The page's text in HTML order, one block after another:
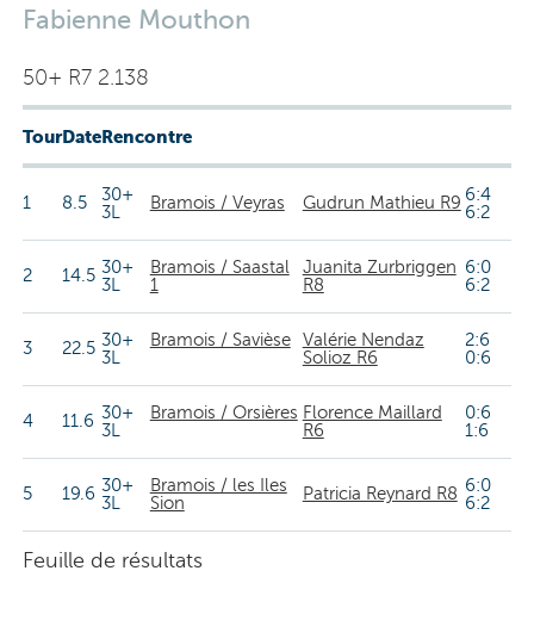
Fabienne Mouthon
50+ R7 2.138
TourDateRencontre
1 8.5
30+
3L
Bramois / Veyras Gudrun Mathieu R9 6:4
6:2
2 14.5 30+
3L
Bramois / Saastal
1
Juanita Zurbriggen
R8
6:0
6:2
3 22.5 30+
3L
Bramois / Savièse
Valérie Nendaz
Solioz R6
2:6
0:6
4 11.6 30+
3L
Bramois / Orsières Florence Maillard
R6
0:6
1:6
5 19.6 30+
3L
Bramois / les Iles
Sion
Patricia Reynard R8 6:0
6:2
Feuille de résultats